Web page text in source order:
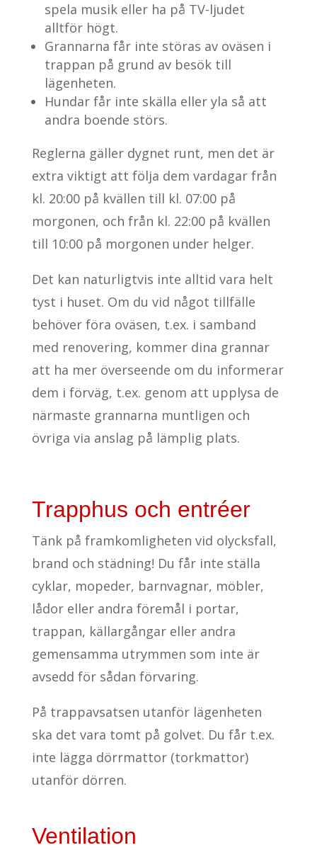
spela musik eller ha på TV-ljudet
alltför högt.
Grannarna får inte störas av oväsen i
trappan på grund av besök till
lägenheten.
Hundar får inte skälla eller yla så att
andra boende störs.
Reglerna gäller dygnet runt, men det är
extra viktigt att följa dem vardagar från
kl. 20:00 på kvällen till kl. 07:00 på
morgonen, och från kl. 22:00 på kvällen
till 10:00 på morgonen under helger.
Det kan naturligtvis inte alltid vara helt
tyst i huset. Om du vid något tillfälle
behöver föra oväsen, t.ex. i samband
med renovering, kommer dina grannar
att ha mer överseende om du informerar
dem i förväg, t.ex. genom att upplysa de
närmaste grannarna muntligen och
övriga via anslag på lämplig plats.
Trapphus och entréer
Tänk på framkomligheten vid olycksfall,
brand och städning! Du får inte ställa
cyklar, mopeder, barnvagnar, möbler,
lådor eller andra föremål i portar,
trappan, källargångar eller andra
gemensamma utrymmen som inte är
avsedd för sådan förvaring.
På trappavsatsen utanför lägenheten
ska det vara tomt på golvet. Du får t.ex.
inte lägga dörrmattor (torkmattor)
utanför dörren.
Ventilation